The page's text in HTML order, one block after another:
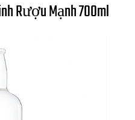
Rượu Mạnh 700ml